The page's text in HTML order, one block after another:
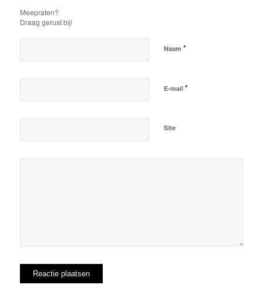
Meepraten?
Draag gerust bij!
Naam *
E-mail *
Site